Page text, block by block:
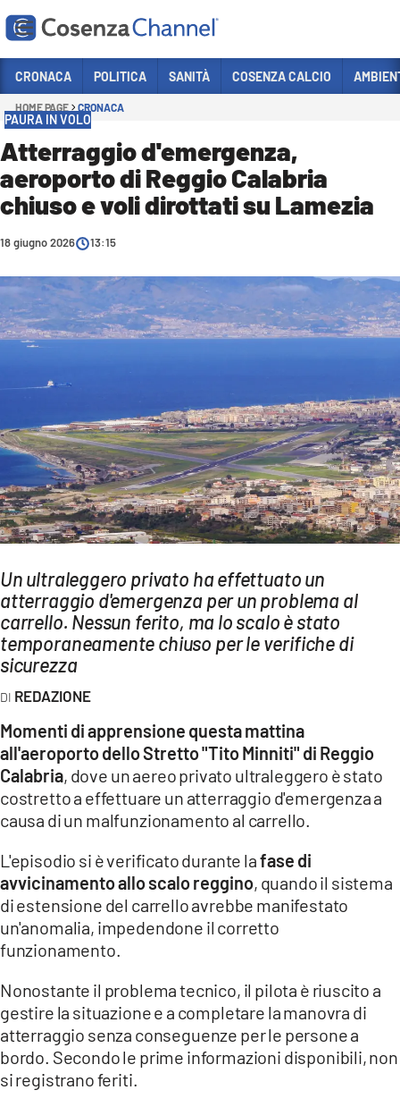
Sezioni
POLITICA
COSENZA CALCIO
ECONOMIA E LAVORO
SANITÀ
SPORT
Streaming
LAC TV
LAC NETWORK
LAC ONAIR
LaC
Network
LACPLAY.IT
LACTV.IT
LACONAIR.IT
LACITYMAG.IT
ILREGGINO.IT
COSENZACHANNEL.IT
CATANZAROCHANNEL.IT
LACAPITALENEWS.IT
App
ANDROID
APPLE
CRONACA POLITICA SANITÀ COSENZA CALCIO
HOME PAGE CRONACA
PAURA IN VOLO
Atterraggio d'emergenza,
aeroporto di Reggio Calabria
chiuso e voli dirottati su Lamezia
18 giugno 2026 13:15
Un ultraleggero privato ha effettuato un
atterraggio d'emergenza per un problema al
carrello. Nessun ferito, ma lo scalo è stato
temporaneamente chiuso per le verifiche di
sicurezza
REDAZIONE
Momenti di apprensione questa mattina
all'aeroporto dello Stretto "Tito Minniti" di Reggio
Calabria, dove un aereo privato ultraleggero è stato
costretto a effettuare un atterraggio d'emergenza a
causa di un malfunzionamento al carrello.
L'episodio si è verificato durante lafase di
avvicinamento allo scalo reggino, quando il sistema
di estensione del carrello avrebbe manifestato
un'anomalia, impedendone il corretto
funzionamento.
Nonostante il problema tecnico, il pilota è riuscito a
gestire la situazione e a completare la manovra di
atterraggio senza conseguenze per le persone a
bordo. Secondo le prime informazioni disponibili, non
si registrano feriti.